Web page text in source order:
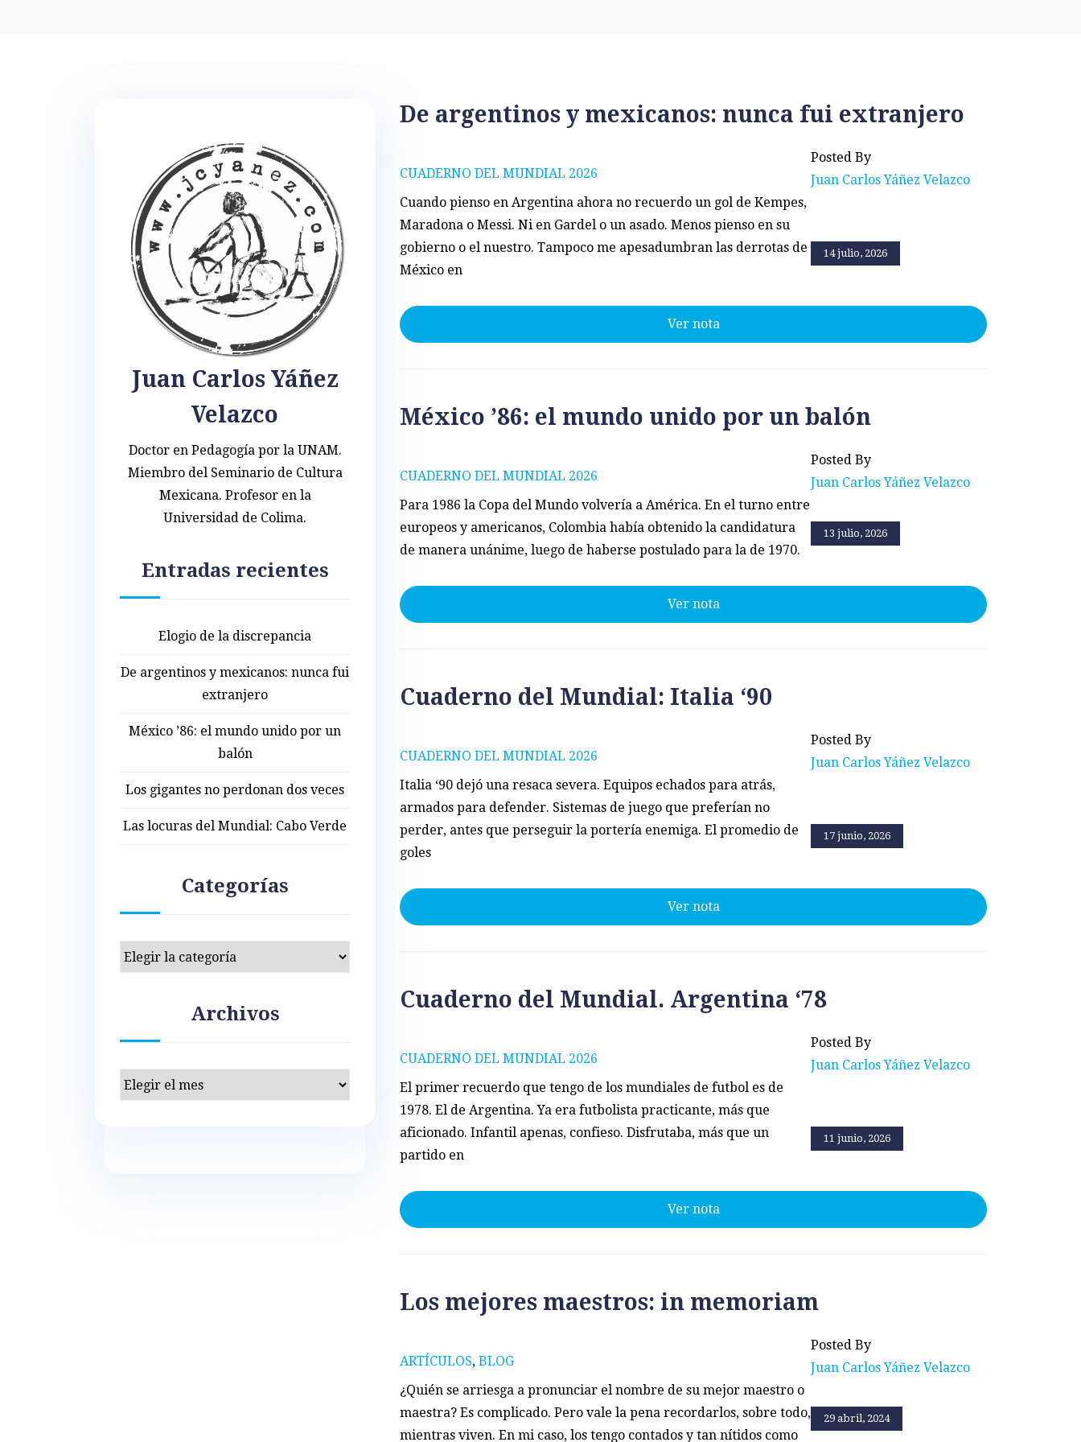
CUADERNO DEL MUNDIAL 2026
De argentinos y mexicanos: nunca fui extranjero
14 julio, 2026
Posted By
Juan Carlos Yáñez Velazco
Cuando pienso en Argentina ahora no recuerdo un gol de Kempes,
Maradona o Messi. Ni en Gardel o un asado. Menos pienso en su
gobierno o el nuestro. Tampoco me apesadumbran las derrotas de
México en
Ver nota
CUADERNO DEL MUNDIAL 2026
México ’86: el mundo unido por un balón
13 julio, 2026
Posted By
Juan Carlos Yáñez Velazco
Para 1986 la Copa del Mundo volvería a América. En el turno entre
europeos y americanos, Colombia había obtenido la candidatura
de manera unánime, luego de haberse postulado para la de 1970.
Ver nota
CUADERNO DEL MUNDIAL 2026
Cuaderno del Mundial: Italia ‘90
17 junio, 2026
Posted By
Juan Carlos Yáñez Velazco
Italia ‘90 dejó una resaca severa. Equipos echados para atrás,
armados para defender. Sistemas de juego que preferían no
perder, antes que perseguir la portería enemiga. El promedio de
goles
Ver nota
CUADERNO DEL MUNDIAL 2026
Cuaderno del Mundial. Argentina ‘78
11 junio, 2026
Posted By
Juan Carlos Yáñez Velazco
El primer recuerdo que tengo de los mundiales de futbol es de
1978. El de Argentina. Ya era futbolista practicante, más que
aficionado. Infantil apenas, confieso. Disfrutaba, más que un
partido en
Ver nota
ARTÍCULOS, BLOG
Los mejores maestros: in memoriam
29 abril, 2024
Posted By
Juan Carlos Yáñez Velazco
¿Quién se arriesga a pronunciar el nombre de su mejor maestro o
maestra? Es complicado. Pero vale la pena recordarlos, sobre todo,
mientras viven. En mi caso, los tengo contados y tan nítidos como
Juan Carlos Yáñez
Velazco
Doctor en Pedagogía por la UNAM.
Miembro del Seminario de Cultura
Mexicana. Profesor en la
Universidad de Colima.
Entradas recientes
Elogio de la discrepancia
De argentinos y mexicanos: nunca fui
extranjero
México ’86: el mundo unido por un
balón
Los gigantes no perdonan dos veces
Las locuras del Mundial: Cabo Verde
Categorías
Categorías
Archivos
Archivos